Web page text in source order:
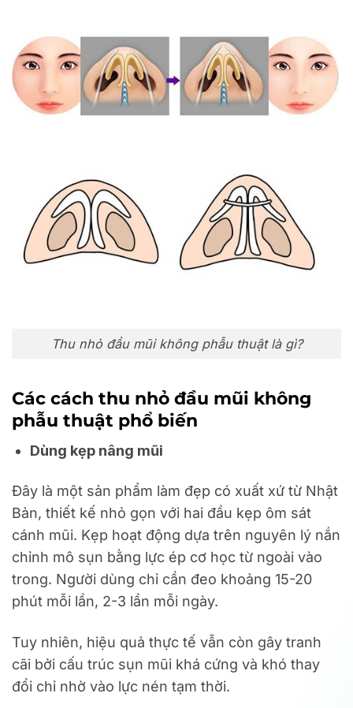
Thu nhỏ đầu mũi không phẫu thuật là gì?
Các cách thu nhỏ đầu mũi không
phẫu thuật phổ biến
Dùng kẹp nâng mũi
Đây là một sản phẩm làm đẹp có xuất xứ từ Nhật
Bản, thiết kế nhỏ gọn với hai đầu kẹp ôm sát
cánh mũi. Kẹp hoạt động dựa trên nguyên lý nắn
chỉnh mô sụn bằng lực ép cơ học từ ngoài vào
trong. Người dùng chỉ cần đeo khoảng 15-20
phút mỗi lần, 2-3 lần mỗi ngày.
Tuy nhiên, hiệu quả thực tế vẫn còn gây tranh
cãi bởi cấu trúc sụn mũi khá cứng và khó thay
đổi chỉ nhờ vào lực nén tạm thời.